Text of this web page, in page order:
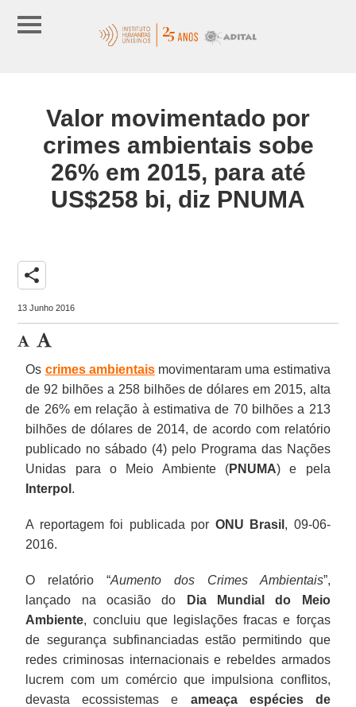
Valor movimentado por
crimes ambientais sobe
26% em 2015, para até
US$258 bi, diz PNUMA
share
13 Junho 2016
Os crimes ambientaismovimentaram uma estimativa
de 92 bilhões a 258 bilhões de dólares em 2015, alta
de 26% em relação à estimativa de 70 bilhões a 213
bilhões de dólares de 2014, de acordo com relatório
publicado no sábado (4) pelo Programa das Nações
Unidas para o Meio Ambiente (PNUMA) e pela
Interpol .
A reportagem foi publicada por ONU Brasil , 09-06-
2016.
O relatório “Aumento dos Crimes Ambientais”,
lançado na ocasião do
Dia Mundial do Meio
Ambiente, concluiu que legislações fracas e forças
de segurança subfinanciadas estão permitindo que
redes criminosas internacionais e rebeldes armados
lucrem com um comércio que impulsiona conflitos,
devasta ecossistemas e ameaça espécies de